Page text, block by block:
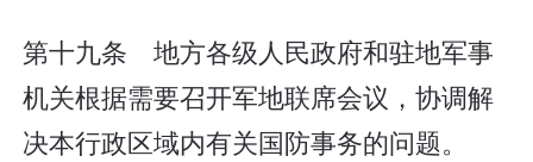
第十九条 地方各级人民政府和驻地军事
机关根据需要召开军地联席会议，协调解
决本行政区域内有关国防事务的问题。